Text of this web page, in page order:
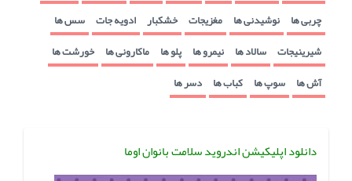
چربی ها نوشیدنی ها مغزیجات خشکبار ادویه جات سس ها
شیرینیجات سالاد ها نیمرو ها پلو ها ماکارونی ها خورشت ها
آش ها سوپ ها کباب ها دسر ها
دانلود اپلیکیشن اندروید سلامت بانوان اوما